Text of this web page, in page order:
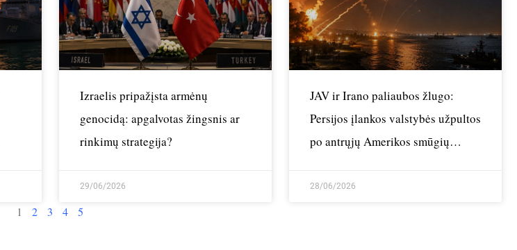
Izraelis pripažįsta armėnų
genocidą: apgalvotas žingsnis ar
rinkimų strategija?
29/06/2026
JAV ir Irano paliaubos žlugo:
Persijos įlankos valstybės užpultos
po antrųjų Amerikos smūgių
28/06/2026
1 2 3 4 5